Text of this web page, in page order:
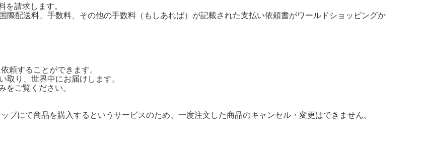
請求します。
配送料、手数料、その他の手数料（もしあれば）が記載された支払い依頼書がワールドショッピングか
頼することができます。
り、世界中にお届けします。
ご覧ください。
にて商品を購入するというサービスのため、一度注文した商品のキャンセル・変更はできません。